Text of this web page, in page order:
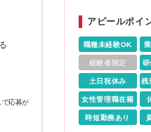
応募が
い
内
ラ
★
ィ
居
（
ジ
アピールポイ
職種未経験OK
経験者限定 研
土日祝休み 残
女性管理職在籍
時短勤務あり